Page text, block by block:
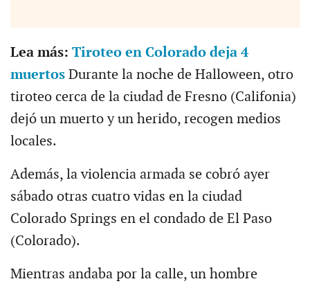
Lea más: Tiroteo en Colorado deja 4
muertosDurante la noche de Halloween, otro
tiroteo cerca de la ciudad de Fresno (Califonia)
dejó un muerto y un herido, recogen medios
locales.
Además, la violencia armada se cobró ayer
sábado otras cuatro vidas en la ciudad
Colorado Springs en el condado de El Paso
(Colorado).
Mientras andaba por la calle, un hombre